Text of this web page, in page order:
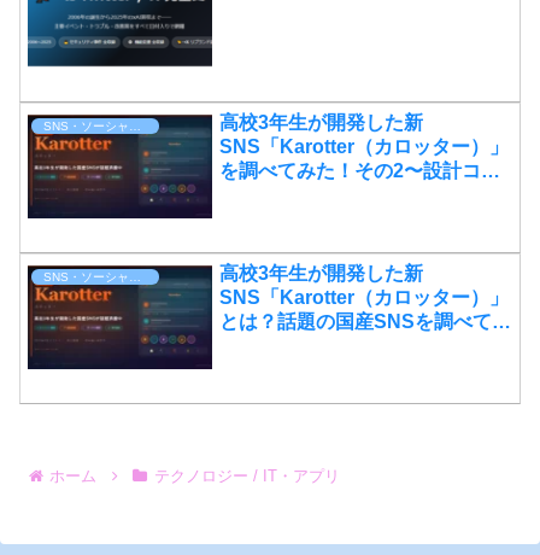
高校3年生が開発した新
SNS「Karotter（カロッター）」
を調べてみた！その2〜設計コン
高校3年生が開発した新
SNS「Karotter（カロッター）」
とは？話題の国産SNSを調べてみ
ホーム テクノロジー / IT・アプリ